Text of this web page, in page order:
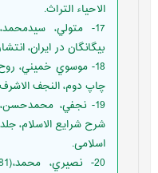
الاحياء التراث.
بيگانگان در ايران،
چاپ دوم، النجف
اسلامی.